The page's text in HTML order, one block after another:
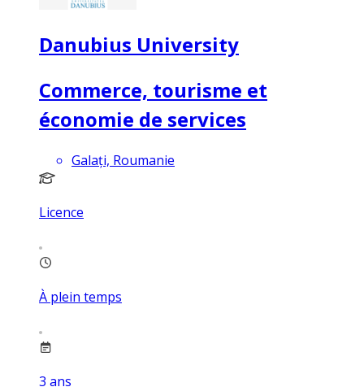
Danubius University
Commerce, tourisme et
économie de services
Galați, Roumanie
Licence
À plein temps
3 ans